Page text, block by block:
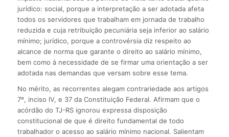
jurídico: social, porque a interpretação a ser adotada afeta
todos os servidores que trabalham em jornada de trabalho
reduzida e cuja retribuição pecuniária seja inferior ao salário
mínimo; jurídico, porque a controvérsia diz respeito ao
alcance de norma que garante o direito ao salário mínimo,
bem como à necessidade de se firmar uma orientação a ser
adotada nas demandas que versam sobre esse tema.
No mérito, as recorrentes alegam contrariedade aos artigos
7º, inciso IV, e 37 da Constituição Federal. Afirmam que o
acórdão do TJ-RS ignorou expressa disposição
constitucional de que é direito fundamental de todo
trabalhador o acesso ao salário mínimo nacional. Salientam